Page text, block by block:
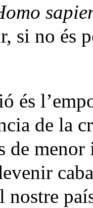
si no és
és
de la
de
nostre